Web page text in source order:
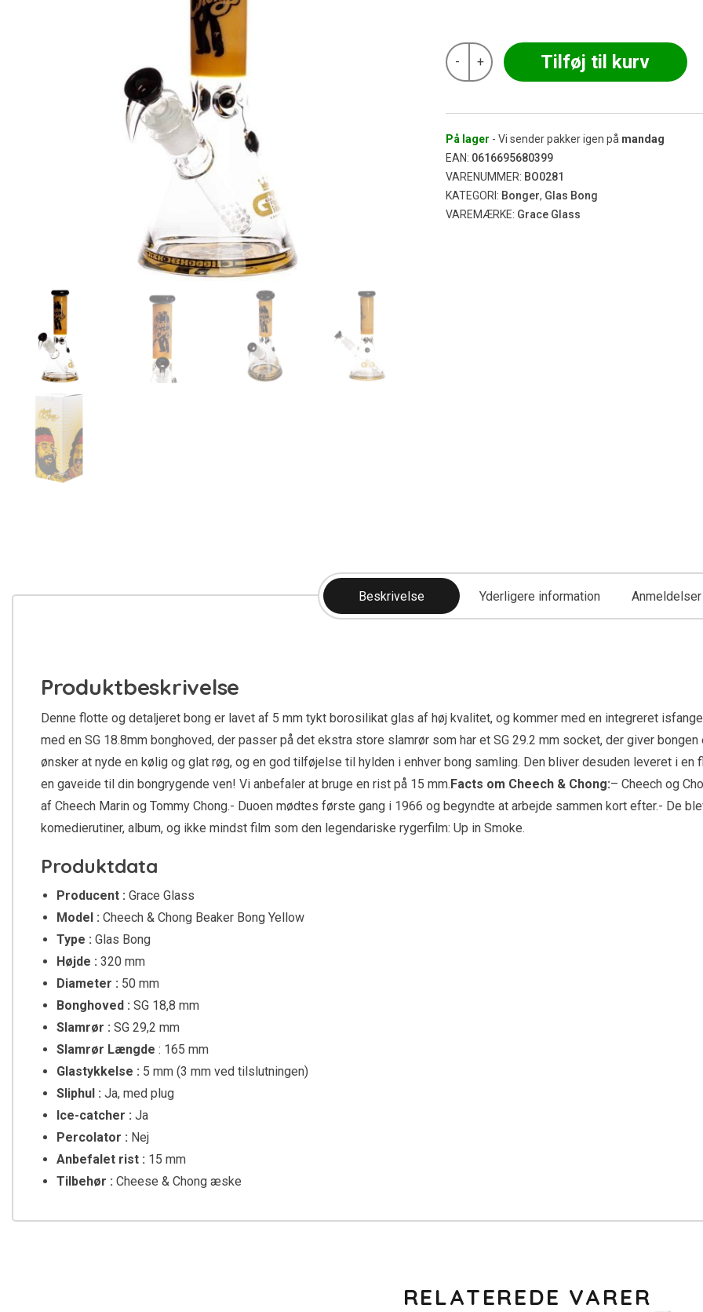
-
Grace
Glass
-
Beaker
Bong
32
cm
antal
+ Tilføj til kurv
På lager - Vi sender pakker igen på mandag
EAN: 0616695680399
VARENUMMER: BO0281
KATEGORI: Bonger, Glas Bong
VAREMÆRKE: Grace Glass
Beskrivelse Yderligere information
Produktbeskrivelse
Denne flotte og detaljeret bong er lavet af 5 mm tykt borosilikat glas af høj kvalitet, og kommer med en integreret
med en SG 18.8mm bonghoved, der passer på det ekstra store slamrør som har et SG 29.2 mm socket, der giver
ønsker at nyde en kølig og glat røg, og en god tilføjelse til hylden i enhver bong samling. Den bliver desuden leveret i
en gaveide til din bongrygende ven! Vi anbefaler at bruge en rist på 15 mm.Facts om Cheech & Chong:– Cheech og
af Cheech Marin og Tommy Chong.- Duoen mødtes første gang i 1966 og begyndte at arbejde sammen kort efter.- De
komedierutiner, album, og ikke mindst film som den legendariske rygerfilm: Up in Smoke.
Produktdata
Producent : Grace Glass
Model : Cheech & Chong Beaker Bong Yellow
Type : Glas Bong
Højde : 320 mm
Diameter : 50 mm
Bonghoved : SG 18,8 mm
Slamrør : SG 29,2 mm
Slamrør Længde : 165 mm
Glastykkelse : 5 mm (3 mm ved tilslutningen)
Sliphul : Ja, med plug
Ice-catcher : Ja
Percolator : Nej
Anbefalet rist : 15 mm
Tilbehør : Cheese & Chong æske
RELATEREDE VARER